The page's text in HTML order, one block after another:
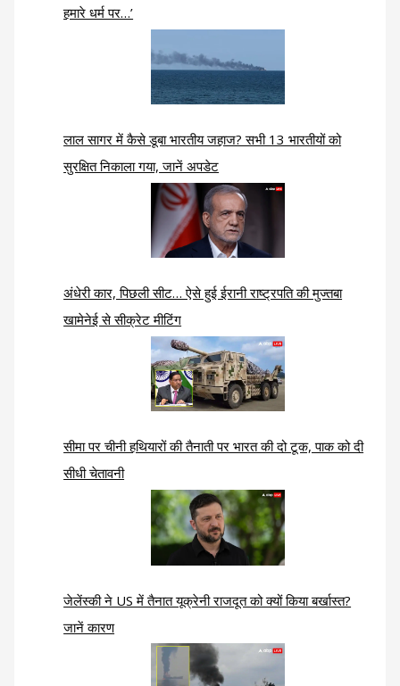
हमारे धर्म पर…’
लाल सागर में कैसे डूबा भारतीय जहाज? सभी 13 भारतीयों को
सुरक्षित निकाला गया, जानें अपडेट
अंधेरी कार, पिछली सीट… ऐसे हुई ईरानी राष्ट्रपति की मुज्तबा
खामेनेई से सीक्रेट मीटिंग
सीमा पर चीनी हथियारों की तैनाती पर भारत की दो टूक, पाक को दी
सीधी चेतावनी
जेलेंस्की ने US में तैनात यूक्रेनी राजदूत को क्यों किया बर्खास्त?
जानें कारण